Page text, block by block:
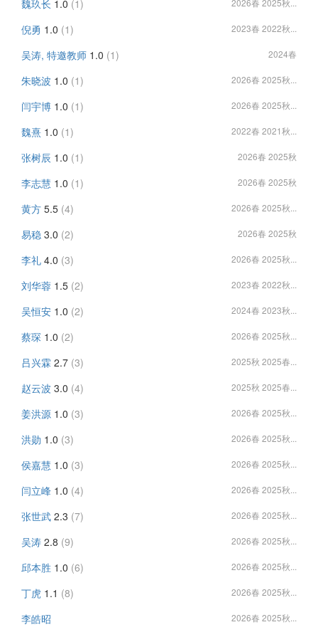
魏玖长 1.0 (1) 2026春 2025秋...
倪勇 1.0 (1) 2023春 2022秋...
吴涛, 特邀教师 1.0 (1) 2024春
朱晓波 1.0 (1) 2026春 2025秋...
闫宇博 1.0 (1) 2026春 2025秋...
魏熹 1.0 (1) 2022春 2021秋...
张树辰 1.0 (1) 2026春 2025秋
李志慧 1.0 (1) 2026春 2025秋
黄方 5.5 (4) 2026春 2025秋...
易稳 3.0 (2) 2026春 2025秋
李礼 4.0 (3) 2026春 2025秋...
刘华蓉 1.5 (2) 2023春 2022秋...
吴恒安 1.0 (2) 2024春 2023秋...
蔡琛 1.0 (2) 2026春 2025秋...
吕兴霖 2.7 (3) 2025秋 2025春...
赵云波 3.0 (4) 2025秋 2025春...
姜洪源 1.0 (3) 2026春 2025秋...
洪勋 1.0 (3) 2026春 2025秋...
侯嘉慧 1.0 (3) 2026春 2025秋...
闫立峰 1.0 (4) 2026春 2025秋...
张世武 2.3 (7) 2026春 2025秋...
吴涛 2.8 (9) 2026春 2025秋...
邱本胜 1.0 (6) 2026春 2025秋...
丁虎 1.1 (8) 2026春 2025秋...
李皓昭 2026春 2025秋...